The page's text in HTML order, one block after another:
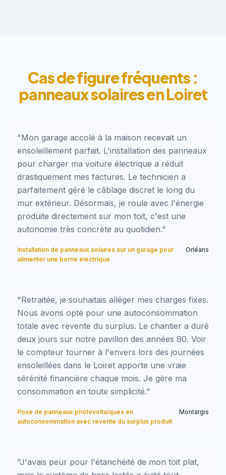
Cas de figure fréquents :
panneaux solaires en Loiret
"Mon garage accolé à la maison recevait un
ensoleillement parfait. L'installation des panneaux
pour charger ma voiture électrique a réduit
drastiquement mes factures. Le technicien a
parfaitement géré le câblage discret le long du
mur extérieur. Désormais, je roule avec l'énergie
produite directement sur mon toit, c'est une
autonomie très concrète au quotidien."
Installation de panneaux solaires sur un garage pour
alimenter une borne électrique
Orléans
"Retraitée, je souhaitais alléger mes charges fixes.
Nous avons opté pour une autoconsommation
totale avec revente du surplus. Le chantier a duré
deux jours sur notre pavillon des années 90. Voir
le compteur tourner à l'envers lors des journées
ensoleillées dans le Loiret apporte une vraie
sérénité financière chaque mois. Je gère ma
consommation en toute simplicité."
Pose de panneaux photovoltaïques en
autoconsommation avec revente du surplus produit
Montargis
"J'avais peur pour l'étanchéité de mon toit plat,